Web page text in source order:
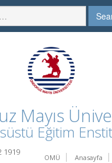
Mayıs
Eğitim
OMÜ Anasayfa
1919